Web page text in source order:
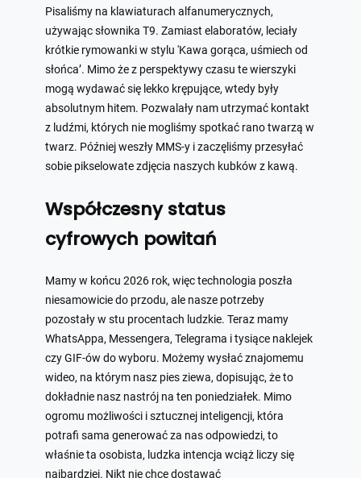
Pisaliśmy na klawiaturach alfanumerycznych,
używając słownika T9. Zamiast elaboratów, leciały
krótkie rymowanki w stylu 'Kawa gorąca, uśmiech od
słońca’. Mimo że z perspektywy czasu te wierszyki
mogą wydawać się lekko krępujące, wtedy były
absolutnym hitem. Pozwalały nam utrzymać kontakt
z ludźmi, których nie mogliśmy spotkać rano twarzą w
twarz. Później weszły MMS-y i zaczęliśmy przesyłać
sobie pikselowate zdjęcia naszych kubków z kawą.
Współczesny status
cyfrowych powitań
Mamy w końcu 2026 rok, więc technologia poszła
niesamowicie do przodu, ale nasze potrzeby
pozostały w stu procentach ludzkie. Teraz mamy
WhatsAppa, Messengera, Telegrama i tysiące naklejek
czy GIF-ów do wyboru. Możemy wysłać znajomemu
wideo, na którym nasz pies ziewa, dopisując, że to
dokładnie nasz nastrój na ten poniedziałek. Mimo
ogromu możliwości i sztucznej inteligencji, która
potrafi sama generować za nas odpowiedzi, to
właśnie ta osobista, ludzka intencja wciąż liczy się
najbardziej. Nikt nie chce dostawać